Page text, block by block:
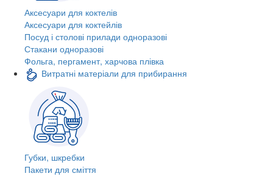
Аксесуари для коктелів
Аксесуари для коктейлів
Посуд і столові прилади одноразові
Стакани одноразові
Фольга, пергамент, харчова плівка
Витратні матеріали для прибирання
Губки, шкребки
Пакети для сміття